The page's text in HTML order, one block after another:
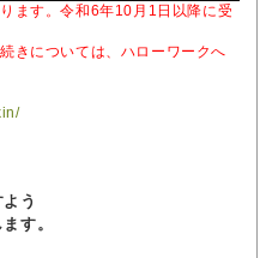
す。令和6年10月1日以降に受
きについては、ハローワークへ
う
す。